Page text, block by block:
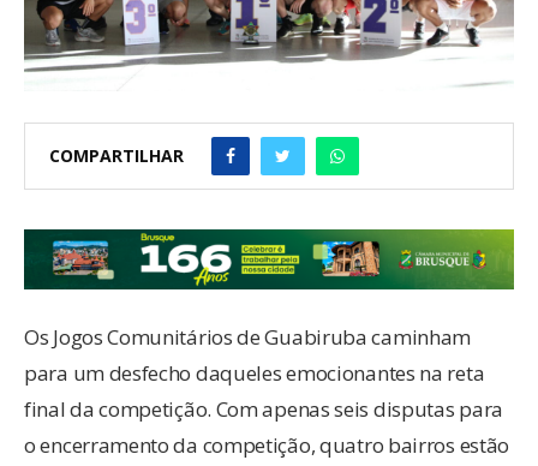
COMPARTILHAR
Os Jogos Comunitários de Guabiruba caminham
para um desfecho daqueles emocionantes na reta
final da competição. Com apenas seis disputas para
o encerramento da competição, quatro bairros estão